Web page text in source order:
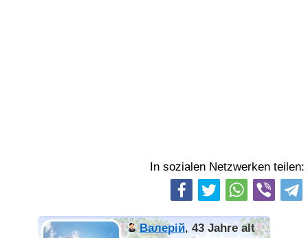
In sozialen Netzwerken teilen:
Валерій, 43 Jahre alt